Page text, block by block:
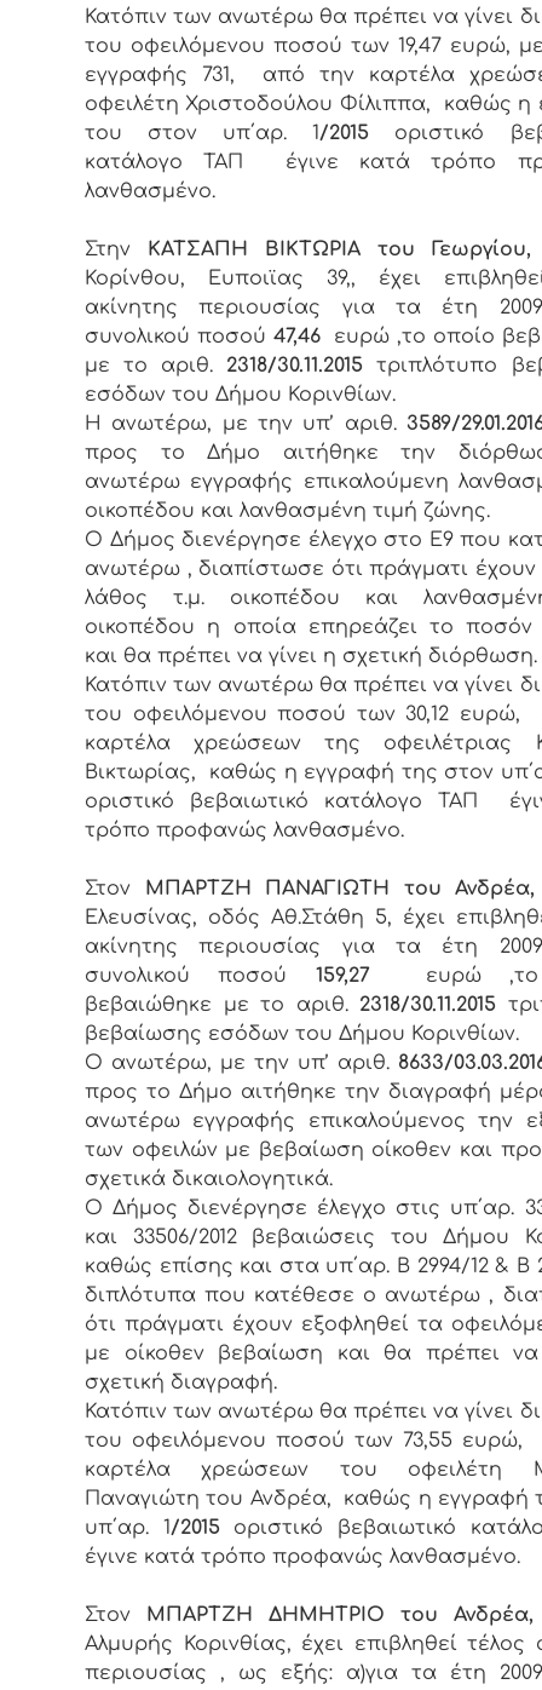
Κατόπιν των ανωτέρω θα πρέπει να γίνει
του οφειλόμενου ποσού των 19,47 ευρώ,
εγγραφής 731, από την καρτέλα
οφειλέτη Χριστοδούλου Φίλιππα, καθώς η
του στον υπ΄αρ. 1/2015 οριστικό
κατάλογο ΤΑΠ έγινε κατά τρόπο
λανθασμένο.
Στην ΚΑΤΣΑΠΗ ΒΙΚΤΩΡΙΑ του Γεωργίου,
Κορίνθου, Ευποιϊας 39,, έχει
ακίνητης περιουσίας για τα έτη 2009-
συνολικού ποσού 47,46
ευρώ ,το οποίο
με το αριθ. 2318/30.11.2015 τριπλότυπο
εσόδων του Δήμου Κορινθίων.
Η ανωτέρω, με την υπ’ αριθ. 3589/
προς το Δήμο αιτήθηκε την
ανωτέρω εγγραφής επικαλούμενη
οικοπέδου και λανθασμένη τιμή ζώνης.
Ο Δήμος διενέργησε έλεγχο στο Ε9 που
ανωτέρω , διαπίστωσε ότι πράγματι έχουν
λάθος τ.μ. οικοπέδου και
οικοπέδου η οποία επηρεάζει το ποσόν
και θα πρέπει να γίνει η σχετική διόρθωση.
Κατόπιν των ανωτέρω θα πρέπει να γίνει
του οφειλόμενου ποσού των 30,12 ευρώ,
καρτέλα χρεώσεων της οφειλέτριας
Βικτωρίας, καθώς η εγγραφή της στον
οριστικό βεβαιωτικό κατάλογο ΤΑΠ
τρόπο προφανώς λανθασμένο.
Στoν MΠΑΡΤΖΗ ΠΑΝΑΓΙΩΤΗ του Ανδρέα,
Ελευσίνας, οδός Αθ.Στάθη 5, έχει
ακίνητης περιουσίας για τα έτη 2009-
συνολικού ποσού 159,27
ευρώ ,το
βεβαιώθηκε με το αριθ. 2318/30.11.2015
βεβαίωσης εσόδων του Δήμου Κορινθίων.
Ο ανωτέρω, με την υπ’ αριθ. 8633/
προς το Δήμο αιτήθηκε την διαγραφή
ανωτέρω εγγραφής επικαλούμενος την
των οφειλών με βεβαίωση οίκοθεν και
σχετικά δικαιολογητικά.
Ο Δήμος διενέργησε έλεγχο στις υπ΄αρ.
και 33506/2012 βεβαιώσεις του Δήμου
καθώς επίσης και στα υπ΄αρ. Β 2994/12 & Β
διπλότυπα που κατέθεσε ο ανωτέρω ,
ότι πράγματι έχουν εξοφληθεί τα
με οίκοθεν βεβαίωση και θα πρέπει να
σχετική διαγραφή.
Κατόπιν των ανωτέρω θα πρέπει να γίνει
του οφειλόμενου ποσού των 73,55 ευρώ,
καρτέλα χρεώσεων του οφειλέτη
Παναγιώτη του Ανδρέα, καθώς η εγγραφή
υπ΄αρ. 1/2015οριστικό βεβαιωτικό
έγινε κατά τρόπο προφανώς λανθασμένο.
Στoν MΠΑΡΤΖΗ ΔΗΜΗΤΡΙΟ του Ανδρέα,
Αλμυρής Κορινθίας, έχει επιβληθεί τέλος
περιουσίας , ως εξής: α)για τα έτη 2009-